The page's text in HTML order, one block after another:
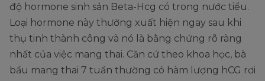
độ hormone sinh sản Beta-Hcg có trong nước tiểu.
Loại hormone này thường xuất hiện ngay sau khi
thụ tinh thành công và nó là bằng chứng rõ ràng
nhất của việc mang thai. Căn cứ theo khoa học, bà
bầu mang thai 7 tuần thường có hàm lượng hCG rơi